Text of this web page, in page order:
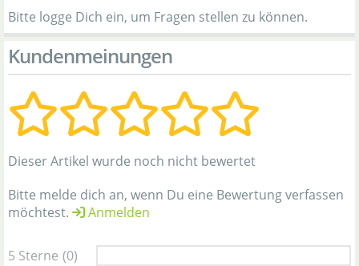
Bitte logge Dich ein, um Fragen stellen zu können.
Kundenmeinungen
Dieser Artikel wurde noch nicht bewertet
Bitte melde dich an, wenn Du eine Bewertung verfassen
möchtest.
Anmelden
5 Sterne (0)